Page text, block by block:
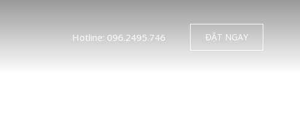
Hotline: 096.2495.746 ĐẶT NGAY